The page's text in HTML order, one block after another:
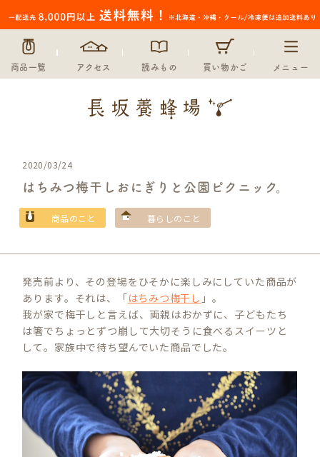
商品一覧 アクセス 読みもの 買い物かご メニュー
2020/03/24
はちみつ梅干しおにぎりと公園ピクニック。
商品のこと 暮らしのこと
発売前より、その登場をひそかに楽しみにしていた商品が
あります。それは、「はちみつ梅干し 」。
我が家で梅干しと言えば、両親はおかずに、子どもたち
は箸でちょっとずつ崩して大切そうに食べるスイーツと
して。家族中で待ち望んでいた商品でした。